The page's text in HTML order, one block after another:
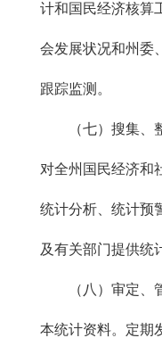
计和国民经济核算
会发展状况和州委
跟踪监测。
（七）搜集、整
对全州国民经济和
统计分析、统计预
及有关部门提供统
（八）审定、管
本统计资料。定期